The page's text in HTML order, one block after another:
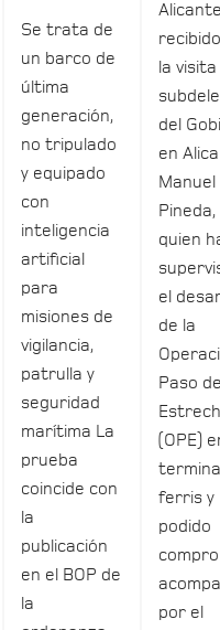
Se trata de
un barco de
última
generación,
no tripulado
y equipado
con
inteligencia
artificial
para
misiones de
vigilancia,
patrulla y
seguridad
marítima La
prueba
coincide con
la
publicación
en el BOP de
la
la
del
en
Manuel
Pineda,
quien
el
de la
Paso
(OPE)
ferris y
podido
por el